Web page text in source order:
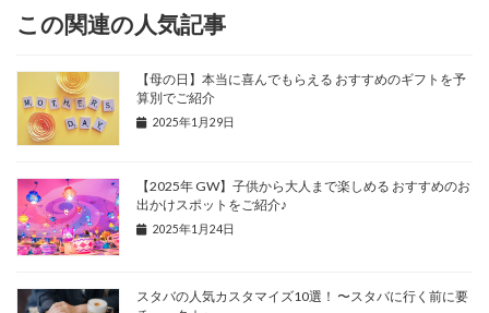
この関連の人気記事
【母の日】本当に喜んでもらえる おすすめのギフトを予
算別でご紹介
2025年1月29日
【2025年 GW】子供から大人まで楽しめる おすすめのお
出かけスポットをご紹介♪
2025年1月24日
スタバの人気カスタマイズ10選！ 〜スタバに行く前に要